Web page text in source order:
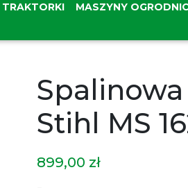
TRAKTORKI MASZYNY
Stihl MS
899,00 zł